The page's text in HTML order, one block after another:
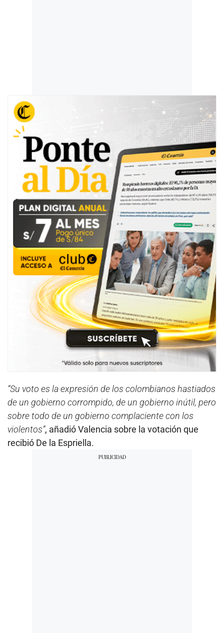
“Su voto es la expresión de los colombianos hastiados
de un gobierno corrompido, de un gobierno inútil, pero
sobre todo de un gobierno complaciente con los
violentos”, añadió Valencia sobre la votación que
recibió De la Espriella.